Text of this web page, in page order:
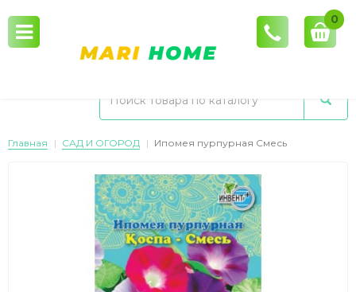
0
Главная САД И ОГОРОД Ипомея пурпурная Смесь